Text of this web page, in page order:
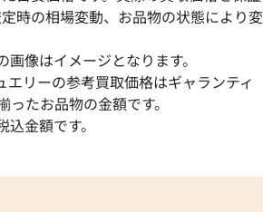
ク
エルメス スカーフ
参考買取価格
28,000
時の相場変動、お品物の状態により変
像はイメージとなります。
エリーの参考買取価格はギャランティ
たお品物の金額です。
金額です。